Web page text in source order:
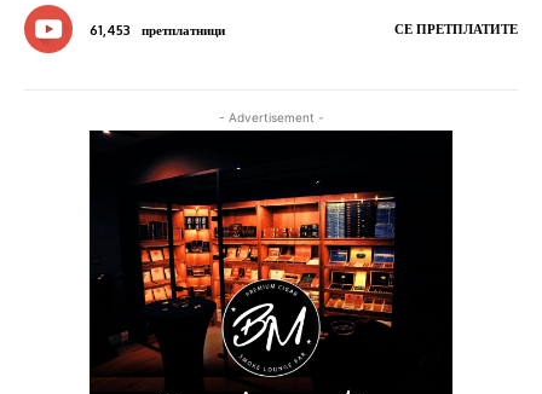
61,453 претплатници СЕ ПРЕТПЛАТИТЕ
- Advertisement -